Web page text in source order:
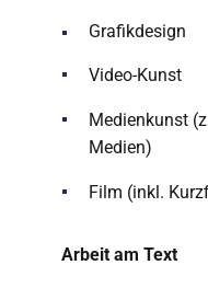
Grafikdesign
Video-Kunst
Medienkunst
Medien)
Film (inkl.
Arbeit am Text